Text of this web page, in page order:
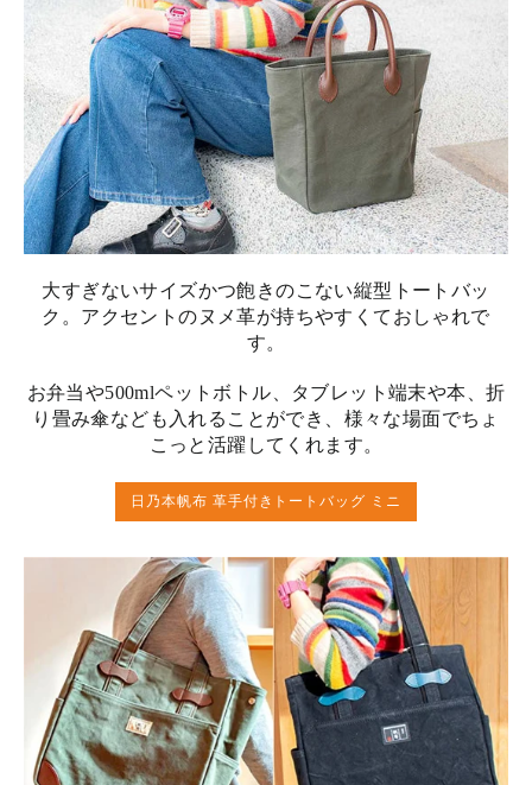
大すぎないサイズかつ飽きのこない縦型トートバッ
ク。アクセントのヌメ革が持ちやすくておしゃれで
す。
お弁当や500mlペットボトル、タブレット端末や本、折
り畳み傘なども入れることができ、様々な場面でちょ
こっと活躍してくれます。
日乃本帆布 革手付きトートバッグ ミニ